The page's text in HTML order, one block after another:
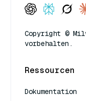
Copyright ©
vorbehalten.
Ressourcen
Dokumentation